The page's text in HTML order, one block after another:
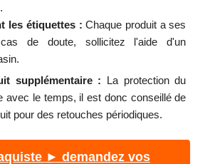
les étiquettes : Chaque produit a ses
de doute, sollicitez l'aide d'un
supplémentaire : La protection du
avec le temps, il est donc conseillé de
pour des retouches périodiques.
► demandez vos